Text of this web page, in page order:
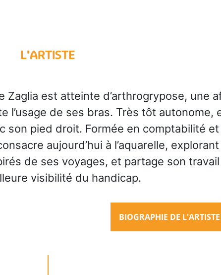
L'ARTISTE
Zaglia est atteinte d’arthrogrypose, une
l’usage de ses bras. Très tôt autonome,
son pied droit. Formée en comptabilité
aujourd’hui à l’aquarelle,
de ses voyages, et partage son
visibilité du handicap.
BIOGRAPHIE DE L'ARTISTE